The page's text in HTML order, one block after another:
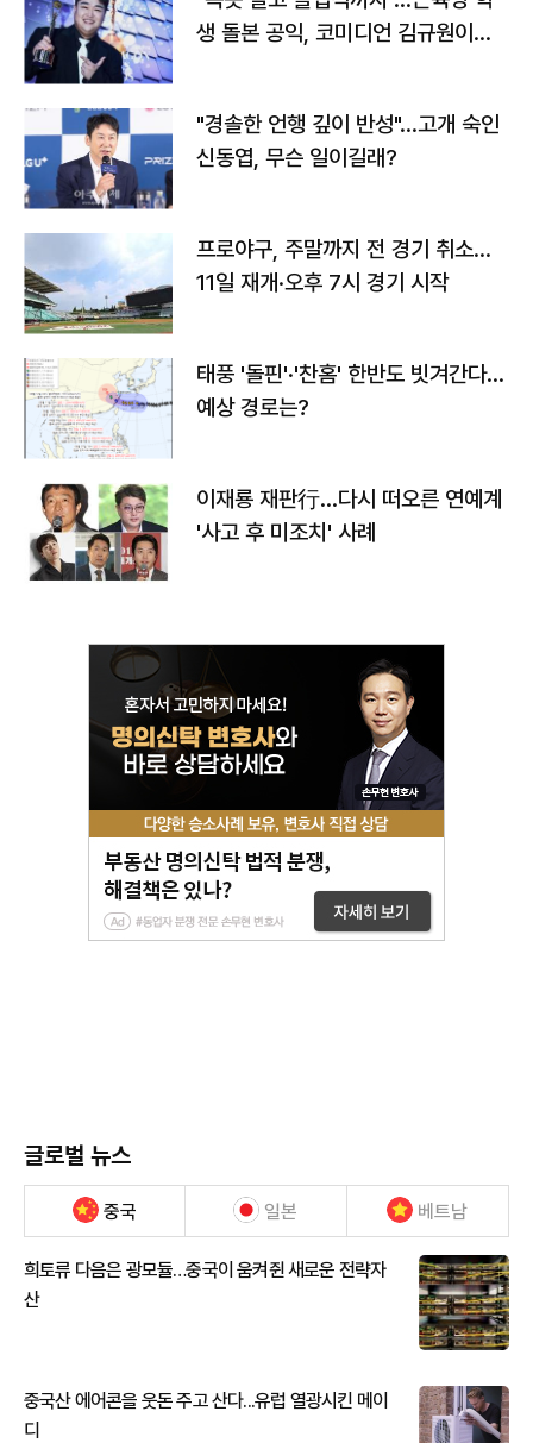
생 돌본 공익, 코미디언 김규원이었
"경솔한 언행 깊이 반성"…고개 숙인
신동엽, 무슨 일이길래?
프로야구, 주말까지 전 경기 취소…
11일 재개·오후 7시 경기 시작
태풍 '돌핀'·'찬홈' 한반도 빗겨간다…
예상 경로는?
이재룡 재판行…다시 떠오른 연예계
'사고 후 미조치' 사례
글로벌 뉴스
중국 일본 베트남
희토류 다음은 광모듈…중국이 움켜쥔 새로운 전략자
산
중국산 에어콘을 웃돈 주고 산다...유럽 열광시킨 메이
디